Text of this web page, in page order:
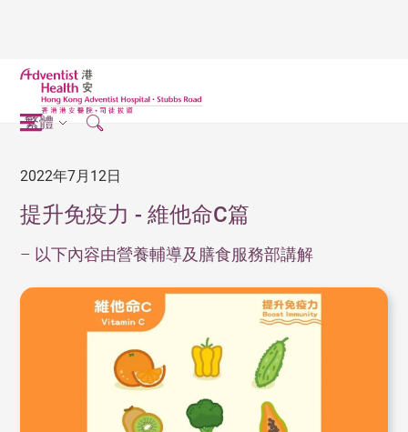
繁體
2022年7月12日
提升免疫力 - 維他命C篇
– 以下內容由營養輔導及膳食服務部講解